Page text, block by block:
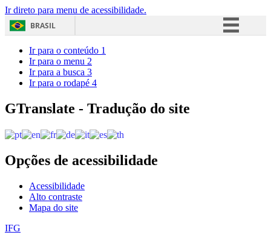
Ir direto para menu de acessibilidade.
BRASIL
Acesso à informação
Ir para o conteúdo 1
Ir para o menu 2
Ir para a busca 3
Ir para o rodapé 4
GTranslate - Tradução do site
Opções de acessibilidade
Acessibilidade
Alto contraste
Mapa do site
IFG